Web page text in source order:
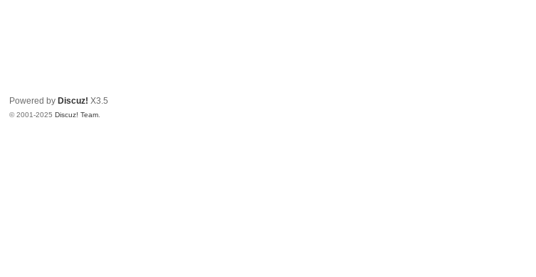
Powered by Discuz! X3.5
© 2001-2025Discuz! Team